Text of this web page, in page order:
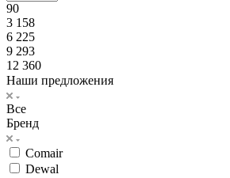
90
3 158
6 225
9 293
12 360
Наши предложения
Все
Бренд
Comair
Dewal